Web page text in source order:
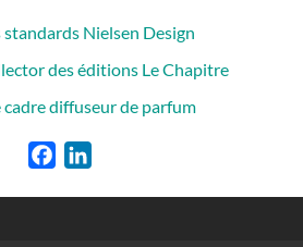
standards Nielsen Design
des éditions Le Chapitre
cadre diffuseur de parfum
Facebook